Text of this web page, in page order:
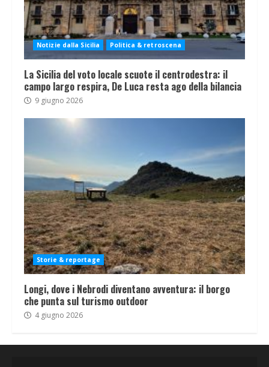
Notizie dalla Sicilia Politica & retroscena
La Sicilia del voto locale scuote il centrodestra: il
campo largo respira, De Luca resta ago della bilancia
9 giugno 2026
Storie & reportage
Longi, dove i Nebrodi diventano avventura: il borgo
che punta sul turismo outdoor
4 giugno 2026